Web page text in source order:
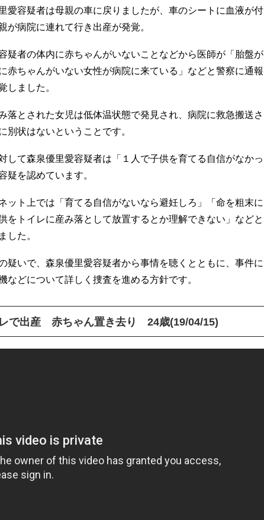
愛容疑者は母親の車に戻りましたが、車のシートに血液が付
が病院に連れて行き出産が発覚。
疑者の体内に赤ちゃんがいないことなどから医師が「胎盤が
赤ちゃんがいない女性が病院に来ている」などと警察に通報
しました。
落とされた女児は低体温状態で発見され、病院に救急搬送さ
別状はないということです。
して森泉優里愛容疑者は「１人で子供を育てる自信がなかっ
疑を認めています。
ット上では「育てる自信がないなら避妊しろ」「命を粗末に
をトイレに産み落として放置するとか理解できない」などと
した。
疑いで、森泉優里愛容疑者から事情を聴くとともに、事件に
などについて詳しく捜査を進める方針です。
で出産 赤ちゃん置き去り 24歳(19/04/15)